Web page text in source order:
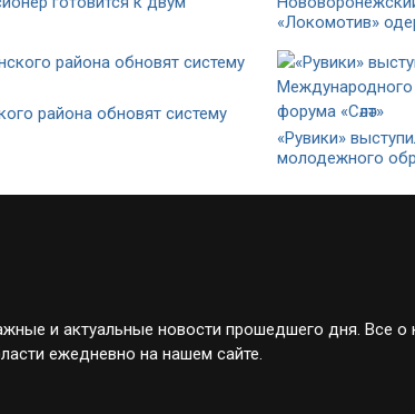
«Локомотив»
района обновят систему
«Рувики»
молодежного
и актуальные новости прошедшего дня. Все о
ежедневно на нашем сайте.